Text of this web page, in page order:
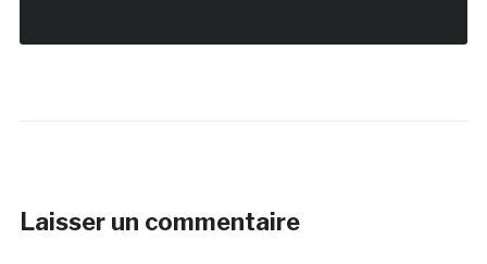
Laisser un commentaire